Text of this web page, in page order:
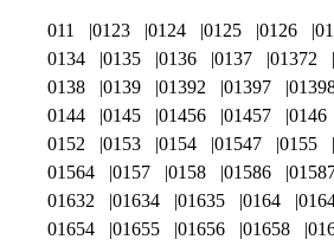
011 0123 0124 0125 0126
0134
0135 0136 0137 01372
0138
0139 01392 01397
0144
0145 01456 01457 0146
0152
0153 0154 01547 0155
01564
0157 0158 01586
01632
01634 01635 0164
01654
01655 01656 01658